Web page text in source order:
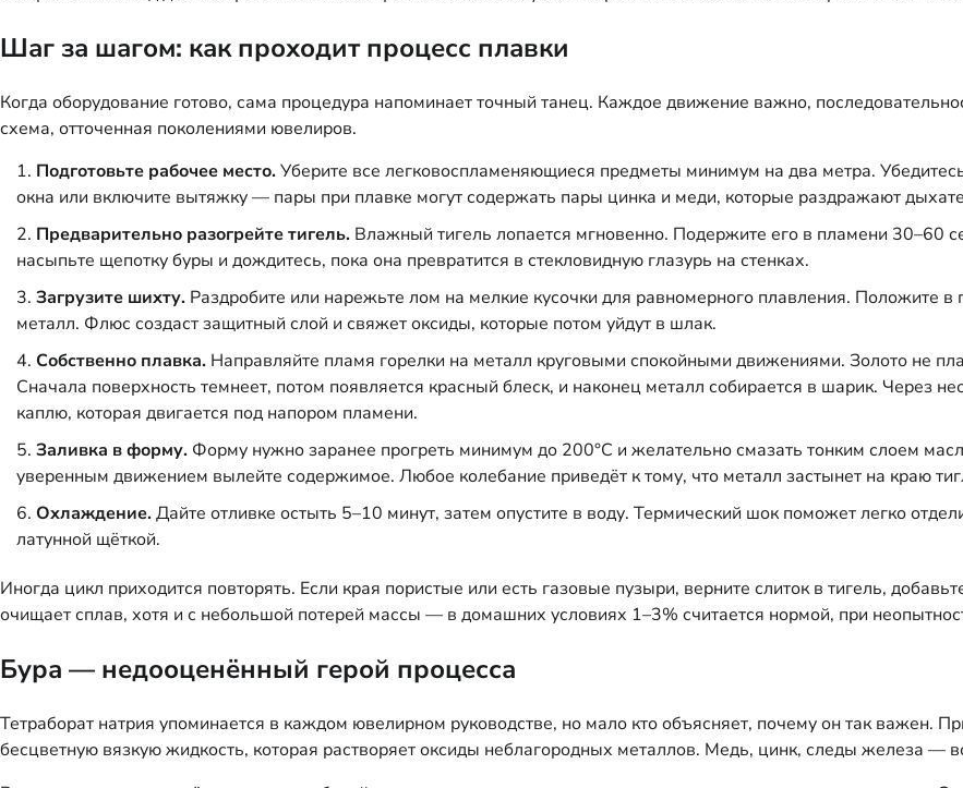
Шаг за шагом: как проходит процесс плавки
Когда оборудование готово, сама процедура напоминает точный танец. Каждое движение важно,
схема, отточенная поколениями ювелиров.
Подготовьте рабочее место.Уберите все легковоспламеняющиеся предметы минимум на два метра.
окна или включите вытяжку — пары при плавке могут содержать пары цинка и меди, которые раздражают
Предварительно разогрейте тигель. Влажный тигель лопается мгновенно. Подержите его в пламени 30–60
насыпьте щепотку буры и дождитесь, пока она превратится в стекловидную глазурь на стенках.
Загрузите шихту. Раздробите или нарежьте лом на мелкие кусочки для равномерного плавления. Положите
металл. Флюс создаст защитный слой и свяжет оксиды, которые потом уйдут в шлак.
Собственно плавка. Направляйте пламя горелки на металл круговыми спокойными движениями. Золото не
Сначала поверхность темнеет, потом появляется красный блеск, и наконец металл собирается в шарик. Через
каплю, которая двигается под напором пламени.
Заливка в форму. Форму нужно заранее прогреть минимум до 200°C и желательно смазать тонким слоем
уверенным движением вылейте содержимое. Любое колебание приведёт к тому, что металл застынет на краю
Охлаждение.Дайте отливке остыть 5–10 минут, затем опустите в воду. Термический шок поможет легко
латунной щёткой.
Иногда цикл приходится повторять. Если края пористые или есть газовые пузыри, верните слиток в тигель,
очищает сплав, хотя и с небольшой потерей массы — в домашних условиях 1–3% считается нормой, при
Бура — недооценённый герой процесса
Тетраборат натрия упоминается в каждом ювелирном руководстве, но мало кто объясняет, почему он так важен.
бесцветную вязкую жидкость, которая растворяет оксиды неблагородных металлов. Медь, цинк, следы железа —